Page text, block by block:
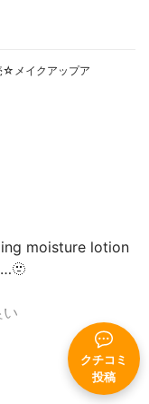
クチコミ
投稿
☆メイクアップア
moisture lotion